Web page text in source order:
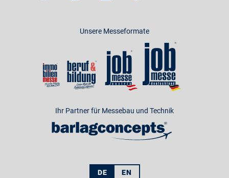
Unsere Messeformate
Ihr Partner für Messebau und Technik
DE EN